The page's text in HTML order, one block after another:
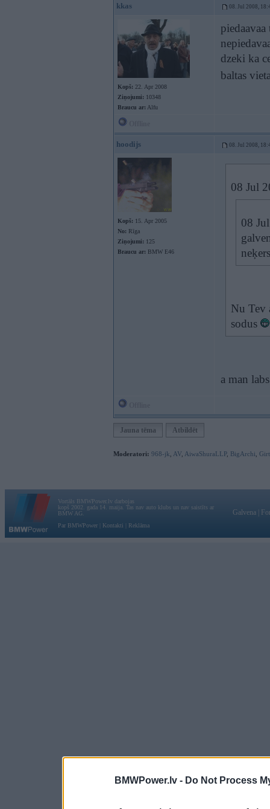
BMWPower.lv - Do Not Process
kkas 08. Jul 2008,
Kopš: 22. Apr 2008
Ziņojumi: 10348
Braucu ar: Alfu
dzeki ka
baltas
hoodijs 08. Jul 2008,
Kopš: 15. Apr 2005
No: Rīga
Ziņojumi: 125
Braucu ar: BMW E46
08 Jul
08
Nu Tev
sodus
a man
Jauna tēma Atbildēt
Moderatori: 968-jk AV AiwaShuraLLP, BigArchi
Vortāls BMWPower.lv darbojas
kopš 2002. gada 14. maija. Tas nav auto klubs un nav saistīts ar
BMW AG.
Par BMWPower
Kontakti Reklāma
Galvena